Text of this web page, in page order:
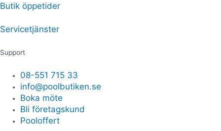
Butik öppetider
Servicetjänster
Support
08-551 715 33
info@poolbutiken.se
Boka möte
Bli företagskund
Pooloffert